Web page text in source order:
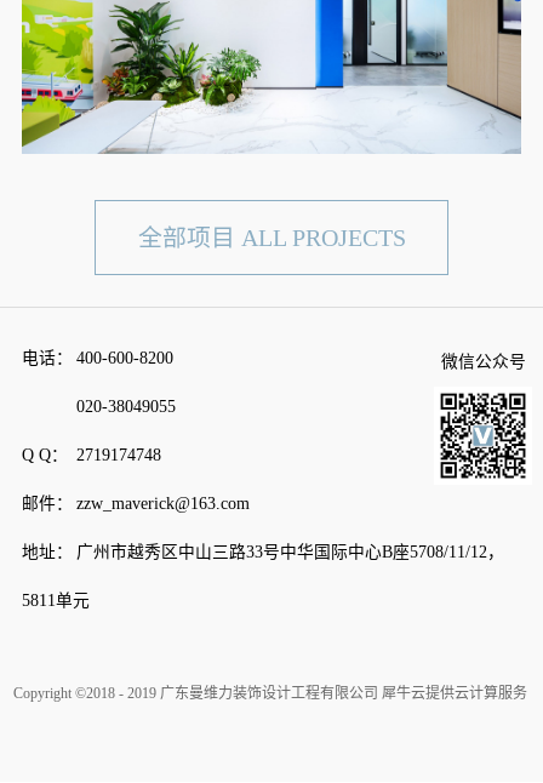
全部项目 ALL PROJECTS
电话： 400-600-8200
020-38049055
Q Q： 2719174748
邮件： zzw_maverick@163.com
地址： 广州市越秀区中山三路33号中华国际中心B座5708/11/12，
5811单元
微信公众号
Copyright ©2018 - 2019 广东曼维力装饰设计工程有限公司 犀牛云提供云计算服务